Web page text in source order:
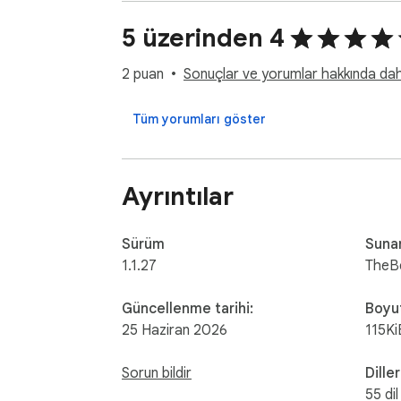
Profilinizi daha belirgin ve %100
Lütfen dikkat: Eklenti yalnızca yüklendiği
gelir.
Bu eklenti, izleyici katılımını anlamayı
sayfasındaki anahtarı kapatarak
Feragat: Paramount+, ViacomCBS
5 üzerinden 4
2 puan Sonuçlar ve yorumlar hakkında
Tüm yorumları göster
Ayrıntılar
Sürüm
1.1.27
Güncellenme tarihi:
25 Haziran 2026
Sorun bildir
Diller
55 dil